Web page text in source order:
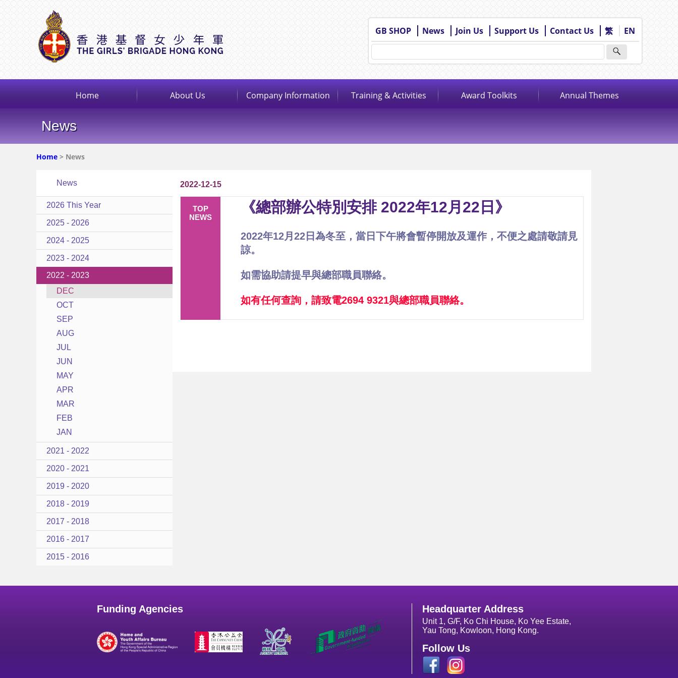
GB SHOP News Join Us Support Us Contact Us 繁 EN
Home About Us Company Information Training & Activities Award Toolkits Annual Themes
News
Home > News
News
2026 This Year
2025 - 2026
2024 - 2025
2023 - 2024
2022 - 2023
DEC
OCT
SEP
AUG
JUL
JUN
MAY
APR
MAR
FEB
JAN
2021 - 2022
2020 - 2021
2019 - 2020
2018 - 2019
2017 - 2018
2016 - 2017
2015 - 2016
2022-12-15
TOP
NEWS
《總部辦公特別安排 2022年12月22日》
2022年12月22日為冬至，當日下午將會暫停開放及運作，不便之處請敬請見
諒。
如需協助請提早與總部職員聯絡。
如有任何查詢，請致電2694 9321與總部職員聯絡。
Funding Agencies Headquarter Address
Unit 1, G/F, Ko Chi House, Ko Yee Estate,
Yau Tong, Kowloon, Hong Kong.
Follow Us